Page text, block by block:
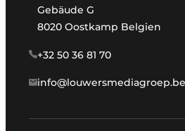
Gebäude G
8020 Oostkamp Belgien
+32 50 36 81 70
info@louwersmediagroep.be